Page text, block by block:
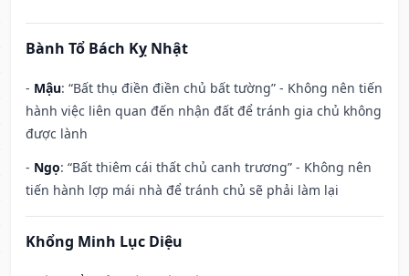
Bành Tổ Bách Kỵ Nhật
- Mậu: “Bất thụ điền điền chủ bất tường” - Không nên tiến
hành việc liên quan đến nhận đất để tránh gia chủ không
được lành
- Ngọ: “Bất thiêm cái thất chủ canh trương” - Không nên
tiến hành lợp mái nhà để tránh chủ sẽ phải làm lại
Khổng Minh Lục Diệu